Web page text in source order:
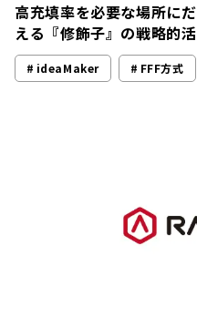
高充填率を必要な場所に
える『修飾子』の戦略的
ideaMaker FFF方式